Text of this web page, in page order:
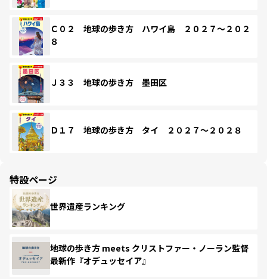
Ｃ０２ 地球の歩き方 ハワイ島 ２０２７～２０２
８
Ｊ３３ 地球の歩き方 墨田区
Ｄ１７ 地球の歩き方 タイ ２０２７～２０２８
特設ページ
世界遺産ランキング
地球の歩き方 meets クリストファー・ノーラン監督
最新作『オデュッセイア』